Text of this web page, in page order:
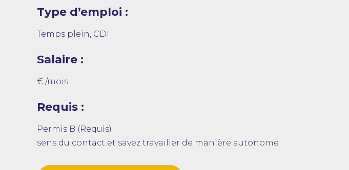
Type d’emploi :
Temps plein, CDI
Salaire :
€ /mois
Requis :
Permis B (Requis)
sens du contact et savez travailler de manière autonome